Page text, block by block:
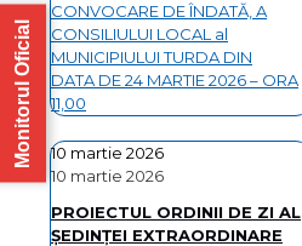
CONVOCARE DE ÎNDATĂ, A
CONSILIULUI LOCAL al
MUNICIPIULUI TURDA DIN
DATA DE 24 MARTIE 2026 – ORA
11,00
10 martie 2026
10 martie 2026
PROIECTUL ORDINII DE ZI AL
ŞEDINŢEI EXTRAORDINARE
Monitorul Oficial